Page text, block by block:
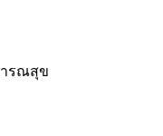
ารณสุข